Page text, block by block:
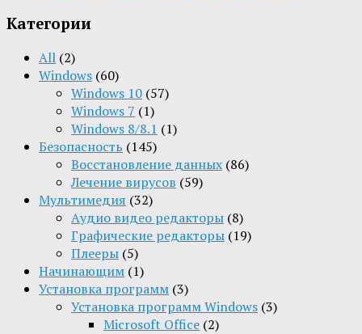
Категории
All (2)
Windows (60)
Windows 10 (57)
Windows 7 (1)
Windows 8/8.1 (1)
Безопасность (145)
Восстановление данных (86)
Лечение вирусов (59)
Мультимедия (32)
Aудио видео редакторы (8)
Графические редакторы (19)
Плееры (5)
Начинающим (1)
Установка программ (3)
Установка программ Windows (3)
Microsoft Office (2)